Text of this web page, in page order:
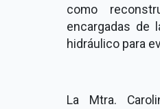
como
encargadas de
hidráulico para
La Mtra.